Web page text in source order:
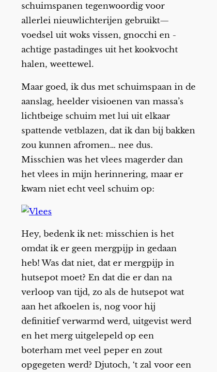
schuimspanen tegenwoordig voor
allerlei nieuwlichterijen gebruikt—
voedsel uit woks vissen, gnocchi en -
achtige pastadinges uit het kookvocht
halen, weettewel.
Maar goed, ik dus met schuimspaan in de
aanslag, heelder visioenen van massa’s
lichtbeige schuim met lui uit elkaar
spattende vetblazen, dat ik dan bij bakken
zou kunnen afromen… nee dus.
Misschien was het vlees magerder dan
het vlees in mijn herinnering, maar er
kwam niet echt veel schuim op:
Hey, bedenk ik net: misschien is het
omdat ik er geen mergpijp in gedaan
heb! Was dat niet, dat er mergpijp in
hutsepot moet? En dat die er dan na
verloop van tijd, zo als de hutsepot wat
aan het afkoelen is, nog voor hij
definitief verwarmd werd, uitgevist werd
en het merg uitgelepeld op een
boterham met veel peper en zout
opgegeten werd? Djutoch, ‘t zal voor een